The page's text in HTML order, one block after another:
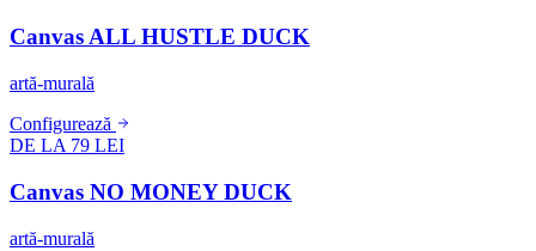
Canvas ALL HUSTLE DUCK
artă-murală
Configurează
DE LA 79 LEI
Canvas NO MONEY DUCK
artă-murală